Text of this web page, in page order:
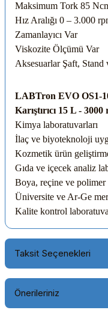
Maksimum Tork 85
Hız Aralığı 0 – 3.000
Zamanlayıcı Var
Viskozite Ölçümü Var
Aksesuarlar Şaft, Stand
LABTron EVO OS1-
Karıştırıcı 15 L -
Kimya laboratuvarları
İlaç ve biyoteknoloji
Kozmetik ürün
Gıda ve içecek analiz
Boya, reçine ve polimer
Üniversite ve Ar-Ge
Kalite kontrol
Taksit Seçenekleri
Önerileriniz